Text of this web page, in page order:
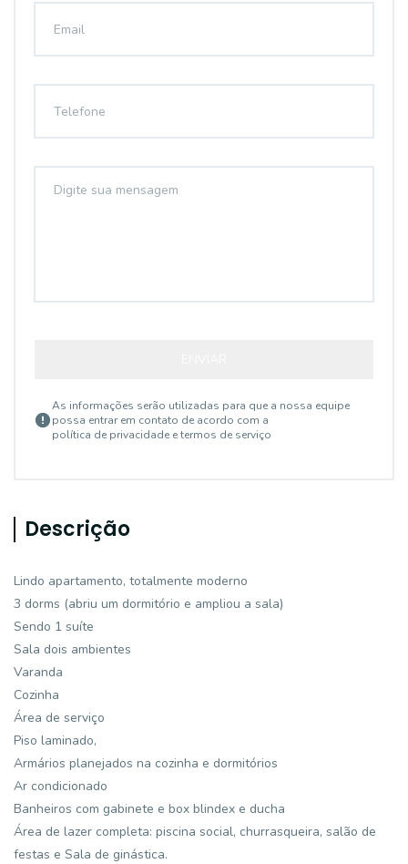
As informações serão utilizadas para que a nossa equipe
possa entrar em contato de acordo com a
política de privacidade e termos de serviço
Descrição
Lindo apartamento, totalmente moderno
3 dorms (abriu um dormitório e ampliou a sala)
Sendo 1 suíte
Sala dois ambientes
Varanda
Cozinha
Área de serviço
Piso laminado,
Armários planejados na cozinha e dormitórios
Ar condicionado
Banheiros com gabinete e box blindex e ducha
Área de lazer completa: piscina social, churrasqueira, salão de
festas e Sala de ginástica.